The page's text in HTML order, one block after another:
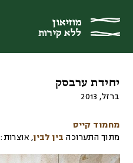
מוזיאון
ללא קירות
מוזיאון
ללא קירות
יחידת ערבסק
ברזל,
2013
מחמוד קייס
מתוך התערוכה בין לבין, אוצרות: